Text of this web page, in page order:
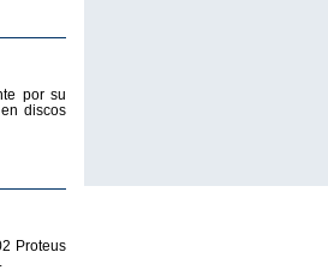
por su
discos
Proteus